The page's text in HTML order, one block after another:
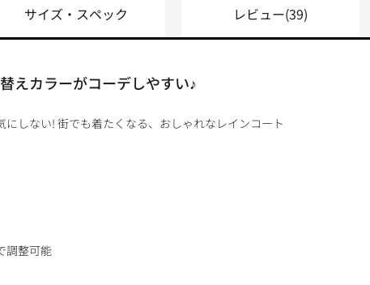
えカラーがコーデしやすい♪
にしない! 街でも着たくなる、おしゃれなレインコート
調整可能
サイズ・スペック レビュー(39)